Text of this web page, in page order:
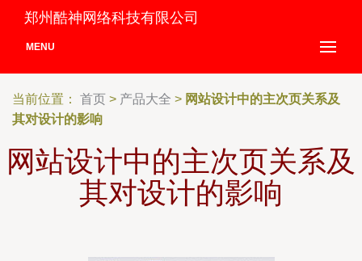
郑州酷神网络科技有限公司
MENU
当前位置： 首页 > 产品大全 > 网站设计中的主次页关系及
其对设计的影响
网站设计中的主次页关系及
其对设计的影响